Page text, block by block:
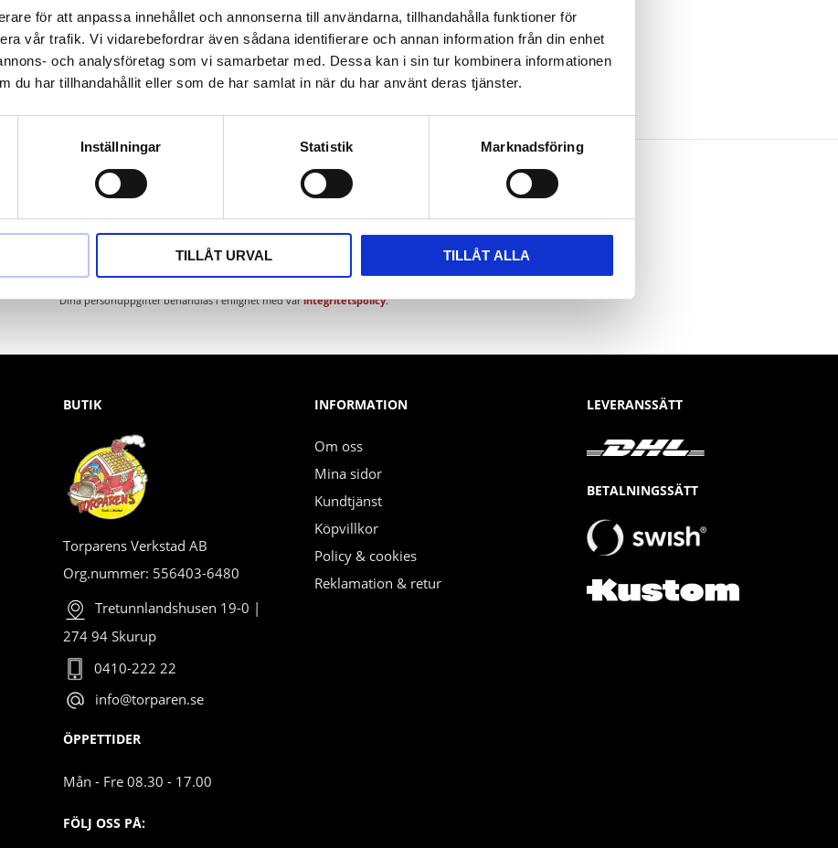
för att anpassa innehållet och annonserna till användarna, tillhandahålla funktioner för
vår trafik. Vi vidarebefordrar även sådana identifierare och annan information från din enhet
och analysföretag som vi samarbetar med. Dessa kan i sin tur kombinera informationen
du har tillhandahållit eller som de har samlat in när du har använt deras tjänster.
Inställningar Statistik Marknadsföring
TILLÅT URVAL TILLÅT ALLA
Dina personuppgifter behandlas i enlighet med vårintegritetspolicy.
BUTIK
Torparens Verkstad AB
Org.nummer: 556403-6480
Tretunnlandshusen 19-0 |
274 94 Skurup
0410-222 22
info@torparen.se
ÖPPETTIDER
Mån - Fre 08.30 - 17.00
FÖLJ OSS PÅ:
INFORMATION
Om oss
Mina sidor
Kundtjänst
Köpvillkor
Policy & cookies
Reklamation & retur
LEVERANSSÄTT
BETALNINGSSÄTT